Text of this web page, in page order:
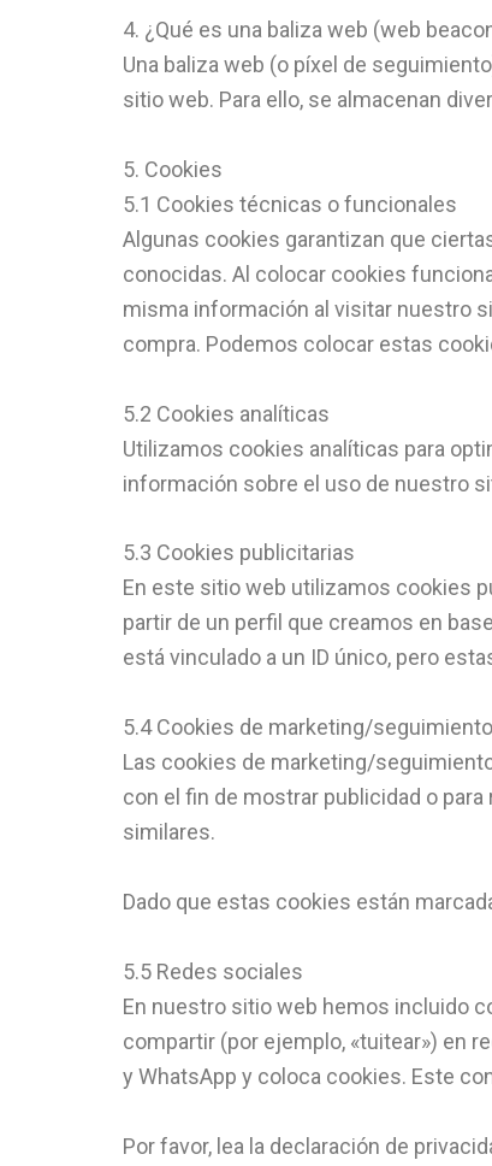
4. ¿Qué es una baliza web (web
Una baliza web (o píxel de
sitio web. Para ello, se almacenan
5. Cookies
5.1 Cookies técnicas o funcionales
Algunas cookies garantizan que
conocidas. Al colocar cookies
misma información al visitar nuestro
compra. Podemos colocar estas
5.2 Cookies analíticas
Utilizamos cookies analíticas para
información sobre el uso de nuestro
5.3 Cookies publicitarias
En este sitio web utilizamos cookies
partir de un perfil que creamos en
está vinculado a un ID único, pero
5.4 Cookies de marketing/seguimiento
Las cookies de marketing/
con el fin de mostrar publicidad o
similares.
Dado que estas cookies están
5.5 Redes sociales
En nuestro sitio web hemos incluido
compartir (por ejemplo, «tuitear») en
y WhatsApp y coloca cookies. Este
Por favor, lea la declaración de